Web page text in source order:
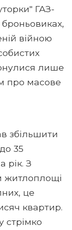
ГАЗ-
війною
лише
про масове
збільшити
35
рік. З
житлоплощі
це
квартир.
стрімко